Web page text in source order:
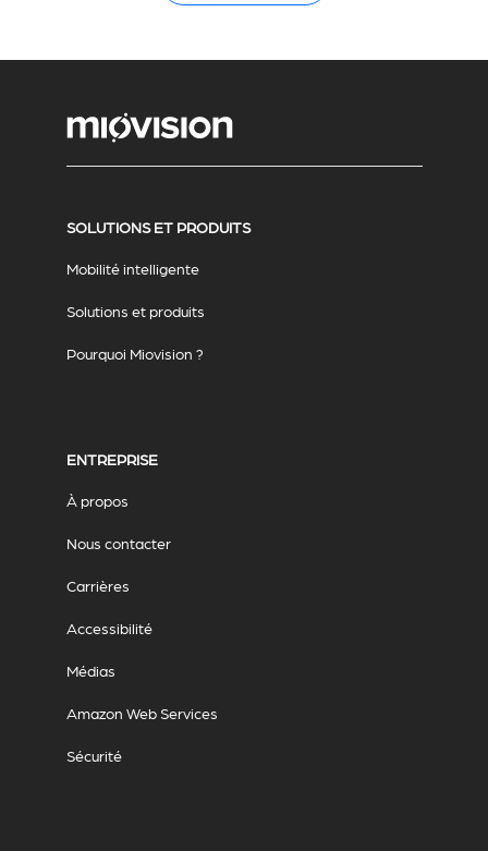
SOLUTIONS ET PRODUITS
Mobilité intelligente
Solutions et produits
Pourquoi Miovision ?
ENTREPRISE
À propos
Nous contacter
Carrières
Accessibilité
Médias
Amazon Web Services
Sécurité